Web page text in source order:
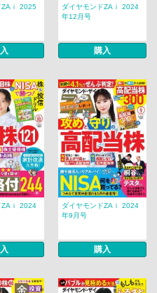
ZAｉ 2025
ダイヤモンドZAｉ 2024
年12月号
購入
ZAｉ 2024
ダイヤモンドZAｉ 2024
年9月号
購入